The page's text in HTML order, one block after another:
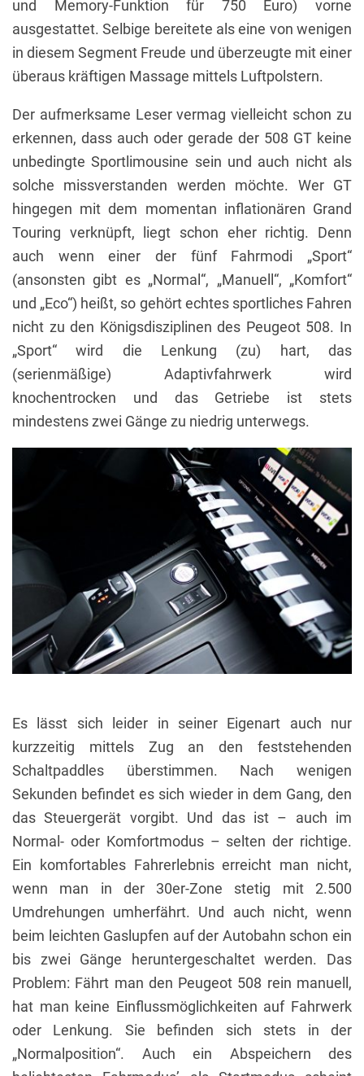
und Memory-Funktion für 750 Euro) vorne
ausgestattet. Selbige bereitete als eine von wenigen
in diesem Segment Freude und überzeugte mit einer
überaus kräftigen Massage mittels Luftpolstern.
Der aufmerksame Leser vermag vielleicht schon zu
erkennen, dass auch oder gerade der 508 GT keine
unbedingte Sportlimousine sein und auch nicht als
solche missverstanden werden möchte. Wer GT
hingegen mit dem momentan inflationären Grand
Touring verknüpft, liegt schon eher richtig. Denn
auch wenn einer der fünf Fahrmodi „Sport“
(ansonsten gibt es „Normal“, „Manuell“, „Komfort“
und „Eco“) heißt, so gehört echtes sportliches Fahren
nicht zu den Königsdisziplinen des Peugeot 508. In
„Sport“ wird die Lenkung (zu) hart, das
(serienmäßige) Adaptivfahrwerk wird
knochentrocken und das Getriebe ist stets
mindestens zwei Gänge zu niedrig unterwegs.
Es lässt sich leider in seiner Eigenart auch nur
kurzzeitig mittels Zug an den feststehenden
Schaltpaddles überstimmen. Nach wenigen
Sekunden befindet es sich wieder in dem Gang, den
das Steuergerät vorgibt. Und das ist – auch im
Normal- oder Komfortmodus – selten der richtige.
Ein komfortables Fahrerlebnis erreicht man nicht,
wenn man in der 30er-Zone stetig mit 2.500
Umdrehungen umherfährt. Und auch nicht, wenn
beim leichten Gaslupfen auf der Autobahn schon ein
bis zwei Gänge heruntergeschaltet werden. Das
Problem: Fährt man den Peugeot 508 rein manuell,
hat man keine Einflussmöglichkeiten auf Fahrwerk
oder Lenkung. Sie befinden sich stets in der
„Normalposition“. Auch ein Abspeichern des